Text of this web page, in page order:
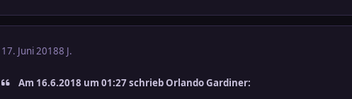
17. Juni 20188 J.
Am 16.6.2018 um 01:27 schrieb Orlando Gardiner: